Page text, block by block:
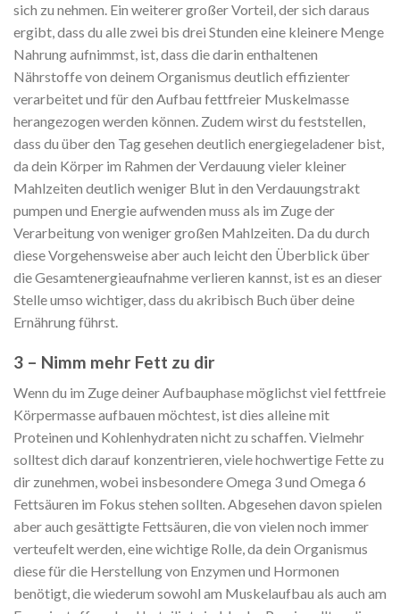
sich zu nehmen. Ein weiterer großer Vorteil, der sich daraus
ergibt, dass du alle zwei bis drei Stunden eine kleinere Menge
Nahrung aufnimmst, ist, dass die darin enthaltenen
Nährstoffe von deinem Organismus deutlich effizienter
verarbeitet und für den Aufbau fettfreier Muskelmasse
herangezogen werden können. Zudem wirst du feststellen,
dass du über den Tag gesehen deutlich energiegeladener bist,
da dein Körper im Rahmen der Verdauung vieler kleiner
Mahlzeiten deutlich weniger Blut in den Verdauungstrakt
pumpen und Energie aufwenden muss als im Zuge der
Verarbeitung von weniger großen Mahlzeiten. Da du durch
diese Vorgehensweise aber auch leicht den Überblick über
die Gesamtenergieaufnahme verlieren kannst, ist es an dieser
Stelle umso wichtiger, dass du akribisch Buch über deine
Ernährung führst.
3 – Nimm mehr Fett zu dir
Wenn du im Zuge deiner Aufbauphase möglichst viel fettfreie
Körpermasse aufbauen möchtest, ist dies alleine mit
Proteinen und Kohlenhydraten nicht zu schaffen. Vielmehr
solltest dich darauf konzentrieren, viele hochwertige Fette zu
dir zunehmen, wobei insbesondere Omega 3 und Omega 6
Fettsäuren im Fokus stehen sollten. Abgesehen davon spielen
aber auch gesättigte Fettsäuren, die von vielen noch immer
verteufelt werden, eine wichtige Rolle, da dein Organismus
diese für die Herstellung von Enzymen und Hormonen
benötigt, die wiederum sowohl am Muskelaufbau als auch am